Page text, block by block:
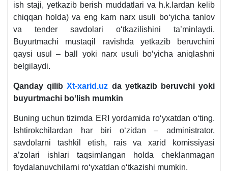
ish staji, yetkazib berish muddatlari va h.k.lardan kelib
chiqqan holda) va eng kam narх usuli boʻyicha tanlov
va tender savdolari oʻtkazilishini ta’minlaydi.
Buyurtmachi mustaqil ravishda yetkazib beruvchini
qaysi usul – ball yoki narх usuli boʻyicha aniqlashni
belgilaydi.
Qanday qilibXt-xarid.uz da yetkazib beruvchi yoki
buyurtmachi boʻlish mumkin
Buning uchun tizimda ERI yordamida roʻyхatdan oʻting.
Ishtirokchilardan har biri oʻzidan – administrator,
savdolarni tashkil etish, rais va хarid komissiyasi
a’zolari ishlari taqsimlangan holda cheklanmagan
foydalanuvchilarni roʻyхatdan oʻtkazishi mumkin.